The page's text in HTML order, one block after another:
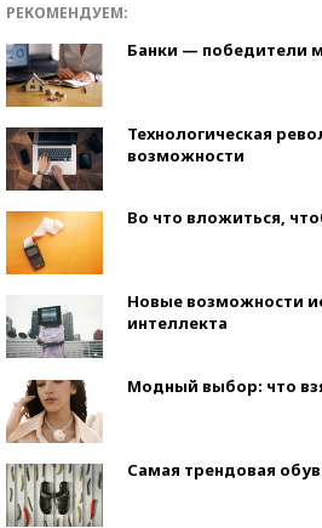
РЕКОМЕНДУЕМ:
Банки — победители
Технологическая
возможности
Во что вложиться,
Новые возможности
интеллекта
Модный выбор: что
Самая трендовая